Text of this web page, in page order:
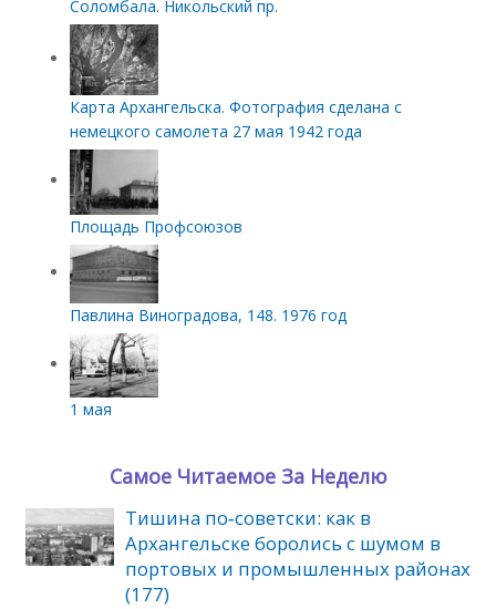
Соломбала. Никольский пр.
Карта Архангельска. Фотография сделана с
немецкого самолета 27 мая 1942 года
Площадь Профсоюзов
Павлина Виноградова, 148. 1976 год
1 мая
Самое Читаемое За Неделю
Тишина по‑советски: как в
Архангельске боролись с шумом в
портовых и промышленных районах
(177)